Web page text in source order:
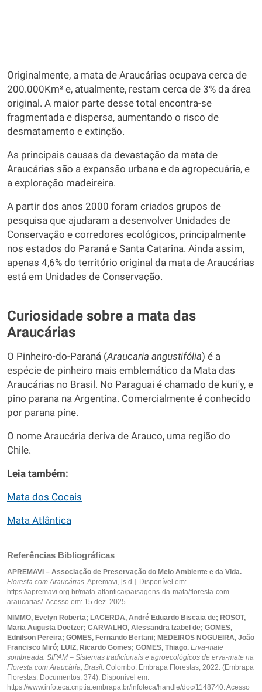
Originalmente, a mata de Araucárias ocupava cerca de
200.000Km² e, atualmente, restam cerca de 3% da área
original. A maior parte desse total encontra-se
fragmentada e dispersa, aumentando o risco de
desmatamento e extinção.
As principais causas da devastação da mata de
Araucárias são a expansão urbana e da agropecuária, e
a exploração madeireira.
A partir dos anos 2000 foram criados grupos de
pesquisa que ajudaram a desenvolver Unidades de
Conservação e corredores ecológicos, principalmente
nos estados do Paraná e Santa Catarina. Ainda assim,
apenas 4,6% do território original da mata de Araucárias
está em Unidades de Conservação.
Curiosidade sobre a mata das
Araucárias
O Pinheiro-do-Paraná (Araucaria angustifólia) é a
espécie de pinheiro mais emblemático da Mata das
Araucárias no Brasil. No Paraguai é chamado de kuri'y, e
pino parana na Argentina. Comercialmente é conhecido
por parana pine.
O nome Araucária deriva de Arauco, uma região do
Chile.
Leia também:
Mata dos Cocais
Mata Atlântica
Referências Bibliográficas
APREMAVI – Associação de Preservação do Meio Ambiente e da Vida.
Floresta com Araucárias . Apremavi, [s.d.]. Disponível em:
https://apremavi.org.br/mata-atlantica/paisagens-da-mata/floresta-com-
araucarias/. Acesso em: 15 dez. 2025.
NIMMO, Evelyn Roberta; LACERDA, André Eduardo Biscaia de; ROSOT,
Maria Augusta Doetzer; CARVALHO, Alessandra Izabel de; GOMES,
Ednilson Pereira; GOMES, Fernando Bertani; MEDEIROS NOGUEIRA, João
Francisco Miró; LUIZ, Ricardo Gomes; GOMES, Thiago. Erva-mate
sombreada: SIPAM – Sistemas tradicionais e agroecológicos de erva-mate na
Floresta com Araucária, Brasil. Colombo: Embrapa Florestas, 2022. (Embrapa
Florestas. Documentos, 374). Disponível em:
https://www.infoteca.cnptia.embrapa.br/infoteca/handle/doc/1148740. Acesso